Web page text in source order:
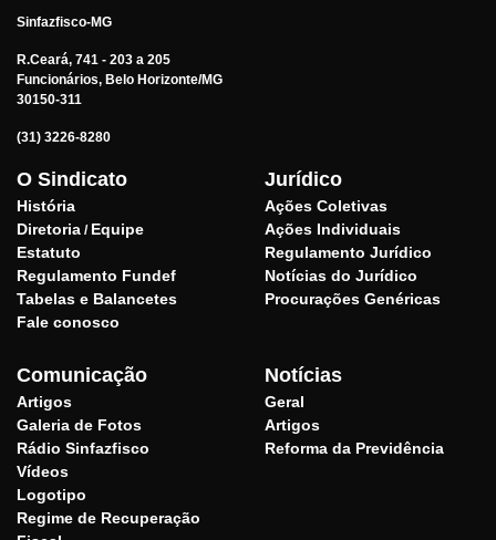
Sinfazfisco-MG
R.Ceará, 741 - 203 a 205
Funcionários, Belo Horizonte/MG
30150-311
(31) 3226-8280
O Sindicato
História
Diretoria / Equipe
Estatuto
Regulamento Fundef
Tabelas e Balancetes
Fale conosco
Jurídico
Ações Coletivas
Ações Individuais
Regulamento Jurídico
Notícias do Jurídico
Procurações Genéricas
Comunicação
Artigos
Galeria de Fotos
Rádio Sinfazfisco
Vídeos
Logotipo
Regime de Recuperação
Notícias
Geral
Artigos
Reforma da Previdência